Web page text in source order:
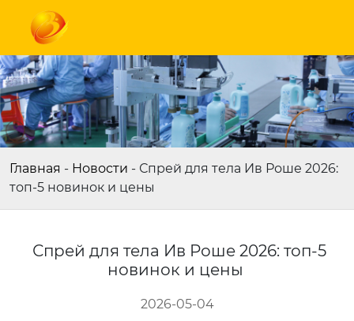
Главная - Новости - Спрей для тела Ив Роше 2026:
топ-5 новинок и цены
Спрей для тела Ив Роше 2026: топ-5
новинок и цены
2026-05-04